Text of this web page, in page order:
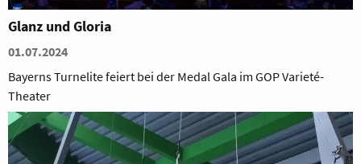
Glanz und Gloria
01.07.2024
Bayerns Turnelite feiert bei der Medal Gala im GOP Varieté-
Theater